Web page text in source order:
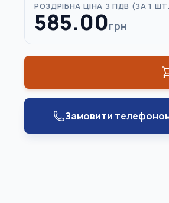
РОЗДРІБНА ЦІНА З ПДВ (ЗА 1 ШТ.
585.00грн
Замовити